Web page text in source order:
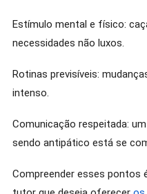
Estímulo mental e físico:
necessidades não luxos.
Rotinas previsíveis:
intenso.
Comunicação respeitada:
sendo antipático está se
Compreender esses pontos